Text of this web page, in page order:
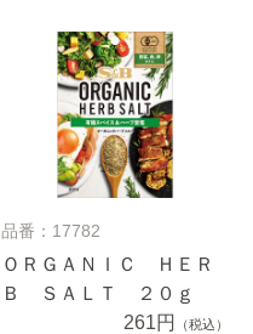
品番：17782
ＯＲＧＡＮＩＣ ＨＥＲ
Ｂ ＳＡＬＴ ２０ｇ
261円
（税込）